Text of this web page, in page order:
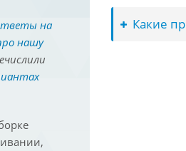
на
нашу
Какие